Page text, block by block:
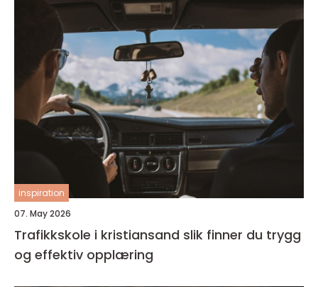
inspiration
07. May 2026
Trafikkskole i kristiansand slik finner du trygg
og effektiv opplæring